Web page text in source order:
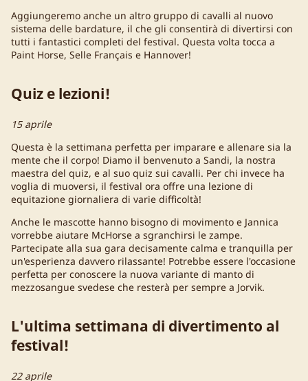
Aggiungeremo anche un altro gruppo di cavalli al nuovo
sistema delle bardature, il che gli consentirà di divertirsi con
tutti i fantastici completi del festival. Questa volta tocca a
Paint Horse, Selle Français e Hannover!
Quiz e lezioni!
15 aprile
Questa è la settimana perfetta per imparare e allenare sia la
mente che il corpo! Diamo il benvenuto a Sandi, la nostra
maestra del quiz, e al suo quiz sui cavalli. Per chi invece ha
voglia di muoversi, il festival ora offre una lezione di
equitazione giornaliera di varie difficoltà!
Anche le mascotte hanno bisogno di movimento e Jannica
vorrebbe aiutare McHorse a sgranchirsi le zampe.
Partecipate alla sua gara decisamente calma e tranquilla per
un'esperienza davvero rilassante! Potrebbe essere l'occasione
perfetta per conoscere la nuova variante di manto di
mezzosangue svedese che resterà per sempre a Jorvik.
L'ultima settimana di divertimento al
festival!
22 aprile